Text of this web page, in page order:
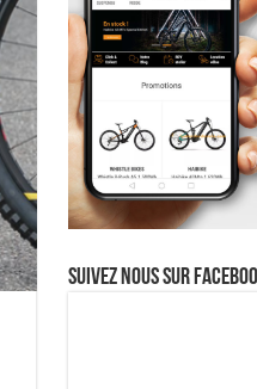
Suivez nous sur